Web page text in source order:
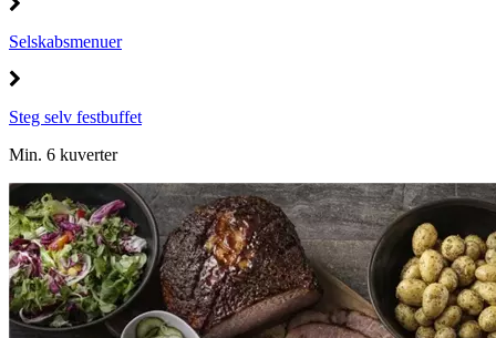
Selskabsmenuer
Steg selv festbuffet
Min. 6 kuverter